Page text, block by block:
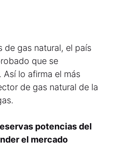
de gas natural, el país
que se
Así lo afirma el más
de gas natural de la
potencias del
el mercado